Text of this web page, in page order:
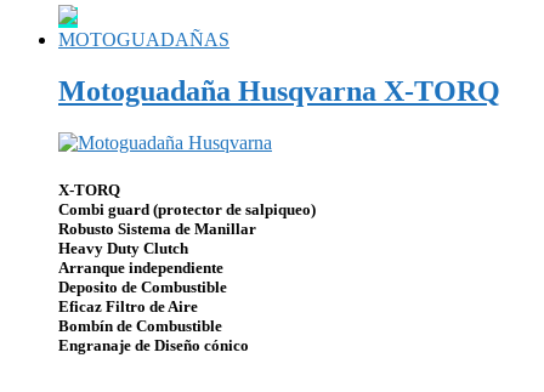
MOTOGUADAÑAS
Motoguadaña Husqvarna X-TORQ​
X-TORQ​
Combi guard (protector de salpiqueo)
Robusto Sistema de Manillar
Heavy Duty Clutch​
Arranque independiente
Deposito de Combustible
Eficaz Filtro de Aire​
Bombín de Combustible
Engranaje de Diseño cónico